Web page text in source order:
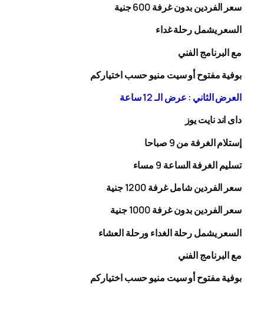
سعر الفردين بدون غرفة
600 جنية
السعر يشمل رحلةغداء
مع البرنامج الفني
بوفية مفتوح أو سيت منيو حسب اختياركم
العرض الثاني : عرض الـ 12 ساعة
داى اند نايت يوز
إستلام الغرفة من 9 صباحا
تسليم الغرفة الساعة 9 مساء
سعر الفردين شامل غرفة
1200
جنية
سعر الفردين بدون غرفة1000جنية
السعر يشمل رحلة الغداء ورحلة العشاء
مع البرنامج الفني
بوفية مفتوح أو سيت منيو حسب اختياركم